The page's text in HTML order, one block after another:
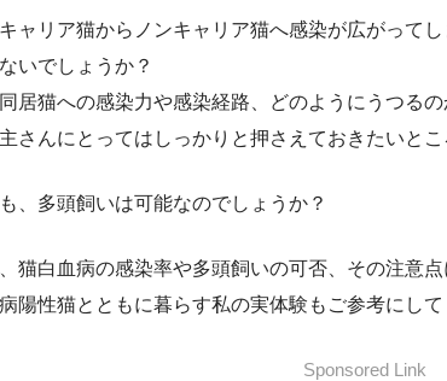
キャリア猫からノンキャリア猫へ感染が広がって
いでしょうか？
居猫への感染力や感染経路、どのようにうつる
さんにとってはしっかりと押さえておきたいとこ
、多頭飼いは可能なのでしょうか？
猫白血病の感染率や多頭飼いの可否、その注意点
陽性猫とともに暮らす私の実体験もご参考にして
Sponsored Link